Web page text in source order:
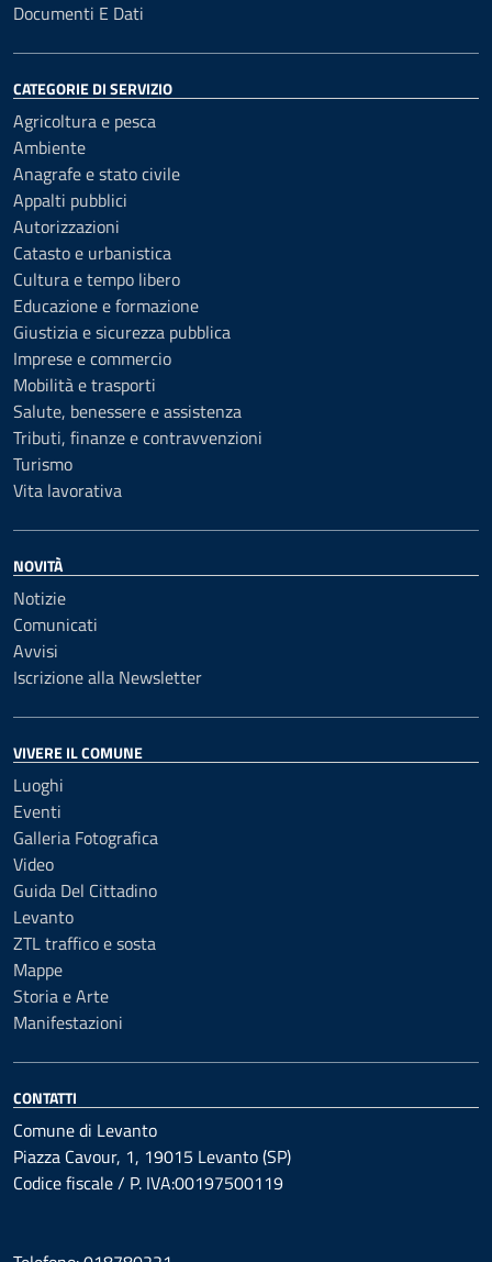
Documenti E Dati
CATEGORIE DI SERVIZIO
Agricoltura e pesca
Ambiente
Anagrafe e stato civile
Appalti pubblici
Autorizzazioni
Catasto e urbanistica
Cultura e tempo libero
Educazione e formazione
Giustizia e sicurezza pubblica
Imprese e commercio
Mobilità e trasporti
Salute, benessere e assistenza
Tributi, finanze e contravvenzioni
Turismo
Vita lavorativa
NOVITÀ
Notizie
Comunicati
Avvisi
Iscrizione alla Newsletter
VIVERE IL COMUNE
Luoghi
Eventi
Galleria Fotografica
Video
Guida Del Cittadino
Levanto
ZTL traffico e sosta
Mappe
Storia e Arte
Manifestazioni
CONTATTI
Comune di Levanto
Piazza Cavour, 1, 19015 Levanto (SP)
Codice fiscale / P. IVA:00197500119